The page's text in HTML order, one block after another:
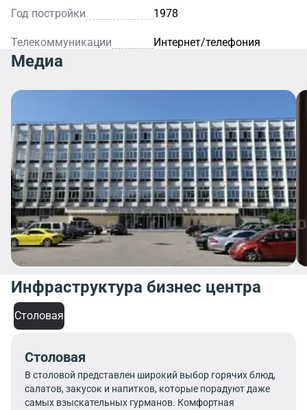
Год постройки 1978
Телекоммуникации Интернет/телефония
Медиа
Инфраструктура бизнес центра
Столовая
Столовая
В столовой представлен широкий выбор горячих блюд,
салатов, закусок и напитков, которые порадуют даже
самых взыскательных гурманов. Комфортная